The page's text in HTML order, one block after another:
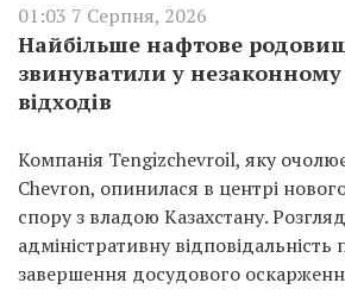
01:03 7 Серпня, 2026
Найбільше нафтове
звинуватили у незаконному
відходів
Компанія Tengizchevroil, яку
Chevron, опинилася в центрі
спору з владою Казахстану.
адміністративну
завершення досудового